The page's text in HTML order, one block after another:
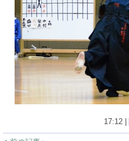
17:12 |